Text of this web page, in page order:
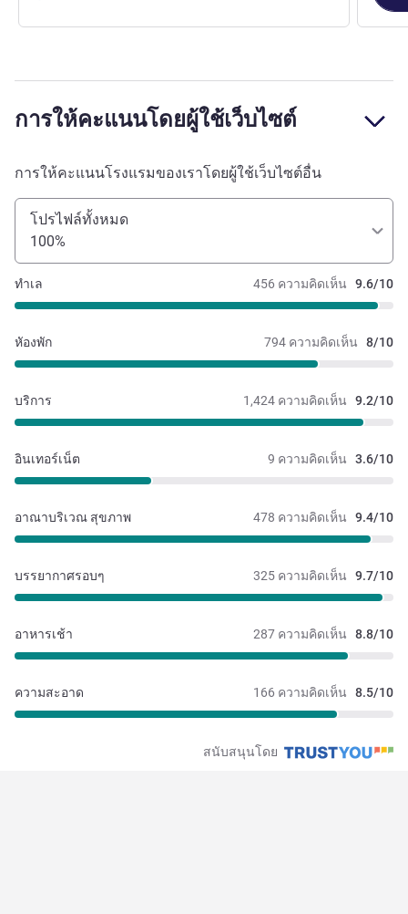
การให้คะแนนโดยผู้ใช้เว็บไซต์
การให้คะแนนโรงแรมของเราโดยผู้ใช้เว็บไซต์อื่น
โปรไฟล์ทั้งหมด
100%
456 ความคิดเห็น 9.6/10
ทำเล
794 ความคิดเห็น 8/10
หัองพัก
1,424 ความคิดเห็น 9.2/10
บริการ
9 ความคิดเห็น 3.6/10
อินเทอร์เน็ต
478 ความคิดเห็น 9.4/10
อาณาบริเวณ สุขภาพ
325 ความคิดเห็น 9.7/10
บรรยากาศรอบๆ
287 ความคิดเห็น 8.8/10
อาหารเช้า
166 ความคิดเห็น 8.5/10
ความสะอาด
สนับสนุนโดย